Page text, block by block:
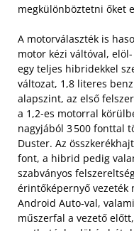
megkülönböztetni őket
A motorválaszték is
motor kézi váltóval,
egy teljes hibridekkel
változat, 1,8 literes
alapszint, az első
a 1,2‑es motorral
nagyjából 3 500 fonttal
Duster. Az
font, a hibrid pedig
szabványos
érintőképernyő vezeték
Android Auto‑val,
műszerfal a vezető